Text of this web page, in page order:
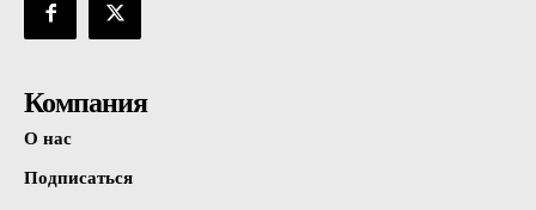
Компания
О нас
Подписаться